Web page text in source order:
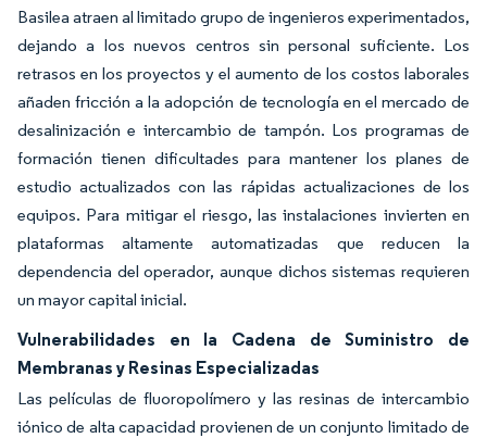
Basilea atraen al limitado grupo de ingenieros experimentados,
dejando a los nuevos centros sin personal suficiente. Los
retrasos en los proyectos y el aumento de los costos laborales
añaden fricción a la adopción de tecnología en el mercado de
desalinización e intercambio de tampón. Los programas de
formación tienen dificultades para mantener los planes de
estudio actualizados con las rápidas actualizaciones de los
equipos. Para mitigar el riesgo, las instalaciones invierten en
plataformas altamente automatizadas que reducen la
dependencia del operador, aunque dichos sistemas requieren
un mayor capital inicial.
Vulnerabilidades en la Cadena de Suministro de
Membranas y Resinas Especializadas
Las películas de fluoropolímero y las resinas de intercambio
iónico de alta capacidad provienen de un conjunto limitado de